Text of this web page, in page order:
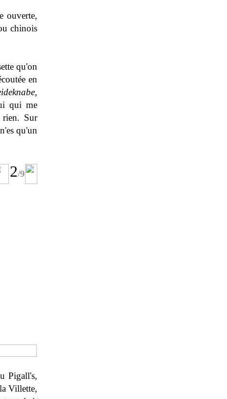
ouverte,
chinois
qu'on
en
,
qui me
rien. Sur
qu'un
2/9
Pigall's,
Villette,